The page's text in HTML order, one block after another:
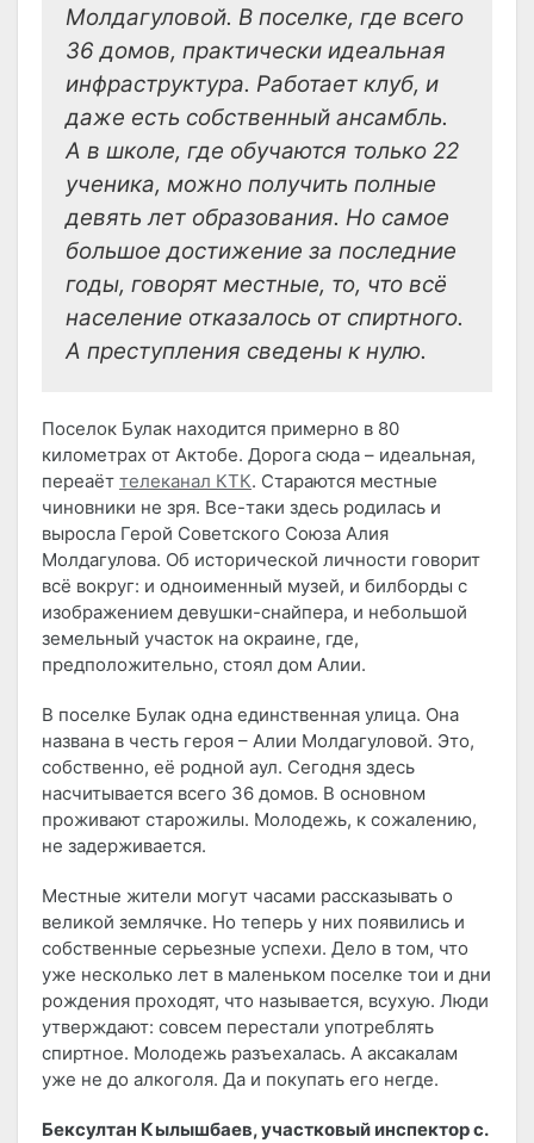
Молдагуловой. В поселке, где всего
36 домов, практически идеальная
инфраструктура. Работает клуб, и
даже есть собственный ансамбль.
А в школе, где обучаются только 22
ученика, можно получить полные
девять лет образования. Но самое
большое достижение за последние
годы, говорят местные, то, что всё
население отказалось от спиртного.
А преступления сведены к нулю.
Поселок Булак находится примерно в 80
километрах от Актобе. Дорога сюда – идеальная,
переаёт телеканал КТК. Стараются местные
чиновники не зря. Все-таки здесь родилась и
выросла Герой Советского Союза Алия
Молдагулова. Об исторической личности говорит
всё вокруг: и одноименный музей, и билборды с
изображением девушки-снайпера, и небольшой
земельный участок на окраине, где,
предположительно, стоял дом Алии.
В поселке Булак одна единственная улица. Она
названа в честь героя – Алии Молдагуловой. Это,
собственно, её родной аул. Сегодня здесь
насчитывается всего 36 домов. В основном
проживают старожилы. Молодежь, к сожалению,
не задерживается.
Местные жители могут часами рассказывать о
великой землячке. Но теперь у них появились и
собственные серьезные успехи. Дело в том, что
уже несколько лет в маленьком поселке тои и дни
рождения проходят, что называется, всухую. Люди
утверждают: совсем перестали употреблять
спиртное. Молодежь разъехалась. А аксакалам
уже не до алкоголя. Да и покупать его негде.
Бексултан Кылышбаев, участковый инспектор с.